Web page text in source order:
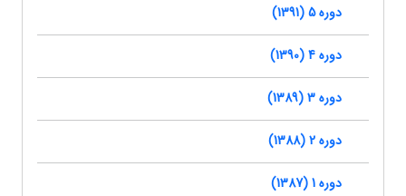
دوره 5 (1391)
دوره 4 (1390)
دوره 3 (1389)
دوره 2 (1388)
دوره 1 (1387)